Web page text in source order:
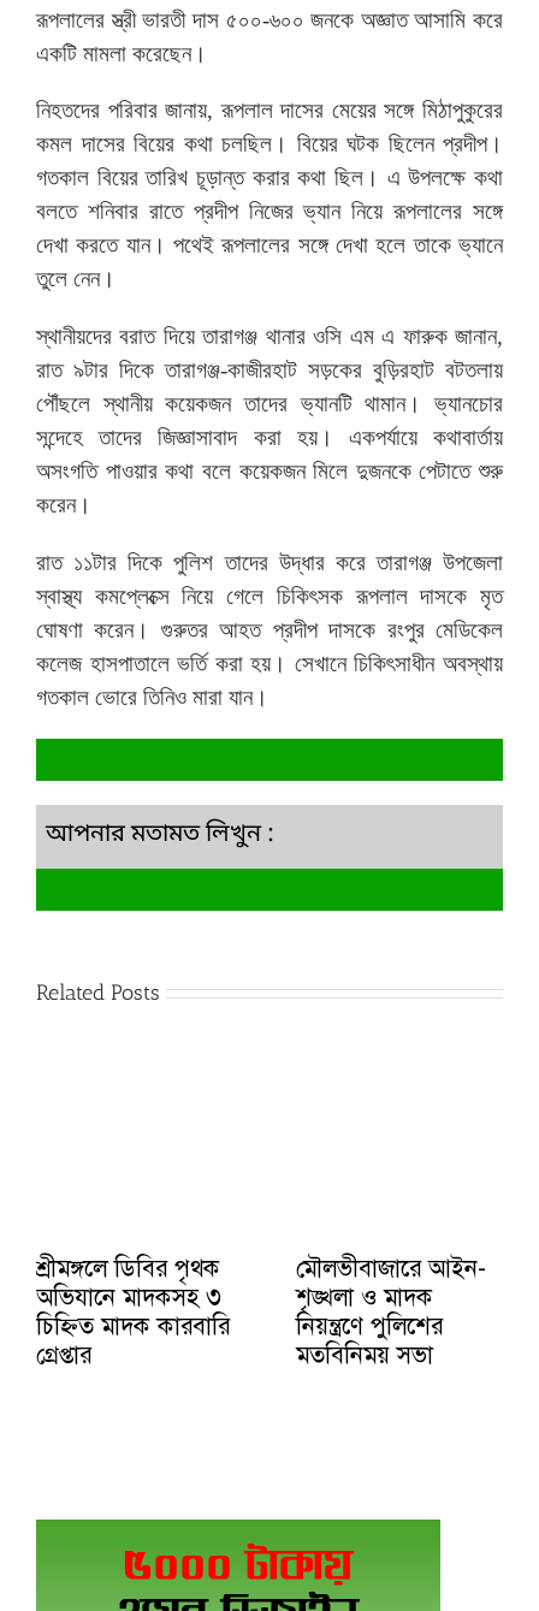
রূপলালের স্ত্রী ভারতী দাস ৫০০-৬০০ জনকে অজ্ঞাত আসামি করে
একটি মামলা করেছেন।
নিহতদের পরিবার জানায়, রূপলাল দাসের মেয়ের সঙ্গে মিঠাপুকুরের
কমল দাসের বিয়ের কথা চলছিল। বিয়ের ঘটক ছিলেন প্রদীপ।
গতকাল বিয়ের তারিখ চূড়ান্ত করার কথা ছিল। এ উপলক্ষে কথা
বলতে শনিবার রাতে প্রদীপ নিজের ভ্যান নিয়ে রূপলালের সঙ্গে
দেখা করতে যান। পথেই রূপলালের সঙ্গে দেখা হলে তাকে ভ্যানে
তুলে নেন।
স্থানীয়দের বরাত দিয়ে তারাগঞ্জ থানার ওসি এম এ ফারুক জানান,
রাত ৯টার দিকে তারাগঞ্জ-কাজীরহাট সড়কের বুড়িরহাট বটতলায়
পৌঁছলে স্থানীয় কয়েকজন তাদের ভ্যানটি থামান। ভ্যানচোর
সন্দেহে তাদের জিজ্ঞাসাবাদ করা হয়। একপর্যায়ে কথাবার্তায়
অসংগতি পাওয়ার কথা বলে কয়েকজন মিলে দুজনকে পেটাতে শুরু
করেন।
রাত ১১টার দিকে পুলিশ তাদের উদ্ধার করে তারাগঞ্জ উপজেলা
স্বাস্থ্য কমপ্লেক্সে নিয়ে গেলে চিকিৎসক রূপলাল দাসকে মৃত
ঘোষণা করেন। গুরুতর আহত প্রদীপ দাসকে রংপুর মেডিকেল
কলেজ হাসপাতালে ভর্তি করা হয়। সেখানে চিকিৎসাধীন অবস্থায়
গতকাল ভোরে তিনিও মারা যান।
আপনার মতামত লিখুন :
Related Posts
শ্রীমঙ্গলে ডিবির পৃথক
অভিযানে মাদকসহ ৩
চিহ্নিত মাদক কারবারি
গ্রেপ্তার
মৌলভীবাজারে আইন-
শৃঙ্খলা ও মাদক
নিয়ন্ত্রণে পুলিশের
মতবিনিময় সভা